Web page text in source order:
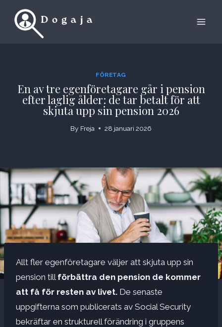
FÖRETAG
En av tre egenföretagare går i pension
efter laglig ålder: de tar betalt för att
skjuta upp sin pension 2026
By Freja 28 januari 2026
Allt fler egenföretagare väljer att skjuta upp sin
pension till förbättra den pension de kommer
att få för resten av livet. De senaste
uppgifterna som publicerats av Social Security
bekräftar en strukturell förändring i gruppens